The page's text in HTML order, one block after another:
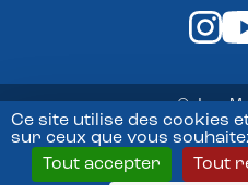
Ce site utilise des cookies
sur ceux que vous
Tout accepter
Tout
© Jazz
Conditions